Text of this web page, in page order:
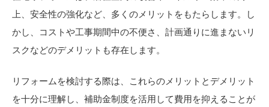
上、安全性の強化など、多くのメリットをもたらします。し
かし、コストや工事期間中の不便さ、計画通りに進まないリ
スクなどのデメリットも存在します。
リフォームを検討する際は、これらのメリットとデメリット
を十分に理解し、補助金制度を活用して費用を抑えることが